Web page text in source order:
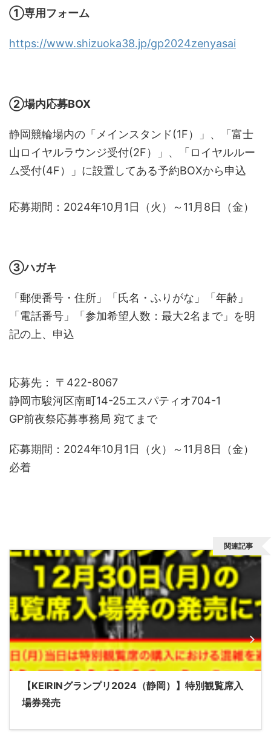
①専用フォーム
https://www.shizuoka38.jp/gp2024zenyasai
②場内応募BOX
静岡競輪場内の「メインスタンド(1F）」、「富士
山ロイヤルラウンジ受付(2F）」、「ロイヤルルー
ム受付(4F）」に設置してある予約BOXから申込
応募期間：2024年10月1日（火）～11月8日（金）
③ハガキ
「郵便番号・住所」「氏名・ふりがな」「年齢」
「電話番号」「参加希望人数：最大2名まで」を明
記の上、申込
応募先： 〒422-8067
静岡市駿河区南町14-25エスパティオ704-1
GP前夜祭応募事務局 宛てまで
応募期間：2024年10月1日（火）～11月8日（金）
必着
【KEIRINグランプリ2024（静岡）】特別観覧席入
場券発売
関連記事